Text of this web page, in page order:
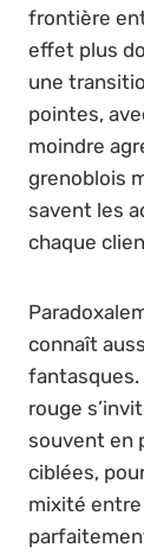
frontière
effet plus
une
pointes,
moindre
grenoblois
savent les
chaque
connaît
fantasques.
rouge
souvent en
ciblées,
mixité